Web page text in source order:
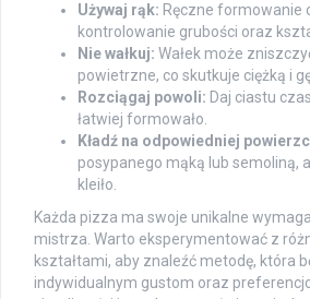
Używaj rąk: Ręczne formowanie
kontrolowanie grubości oraz
Nie wałkuj: Wałek może
powietrzne, co skutkuje ciężką i
Rozciągaj powoli: Daj ciastu
łatwiej formowało.
Kładź na odpowiedniej
posypanego mąką lub semoliną,
kleiło.
Każda pizza ma swoje unikalne
mistrza. Warto eksperymentować z
kształtami, aby znaleźć metodę, która
indywidualnym gustom oraz